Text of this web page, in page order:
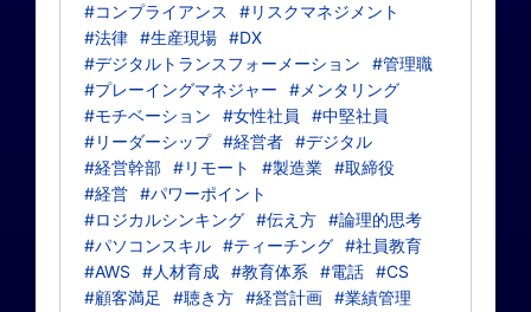
#コンプライアンス
#リスクマネジメント
#法律 #生産現場 #DX
#デジタルトランスフォーメーション
#管理職
#プレーイングマネジャー
#メンタリング
#モチベーション
#女性社員
#中堅社員
#リーダーシップ #経営者 #デジタル
#経営幹部 #リモート #製造業 #取締役
#経営 #パワーポイント
#ロジカルシンキング #伝え方 #論理的思考
#パソコンスキル #ティーチング #社員教育
#AWS
#人材育成 #教育体系 #電話 #CS
#顧客満足
#聴き方 #経営計画 #業績管理